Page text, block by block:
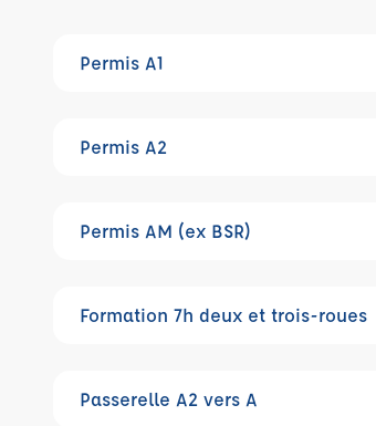
Permis A1
Permis A2
Permis AM (ex BSR)
Formation 7h deux et trois-roues
Passerelle A2 vers A